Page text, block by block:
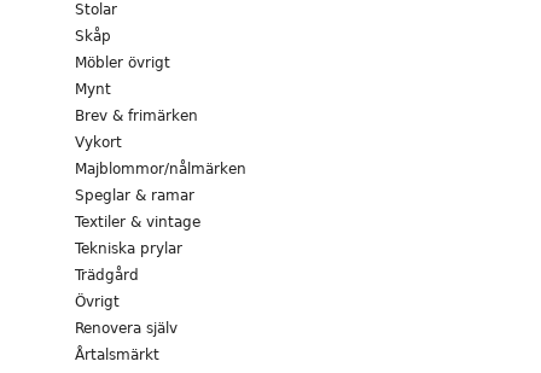
Stolar
Skåp
Möbler övrigt
Mynt
Brev & frimärken
Vykort
Majblommor/nålmärken
Speglar & ramar
Textiler & vintage
Tekniska prylar
Trädgård
Övrigt
Renovera själv
Årtalsmärkt